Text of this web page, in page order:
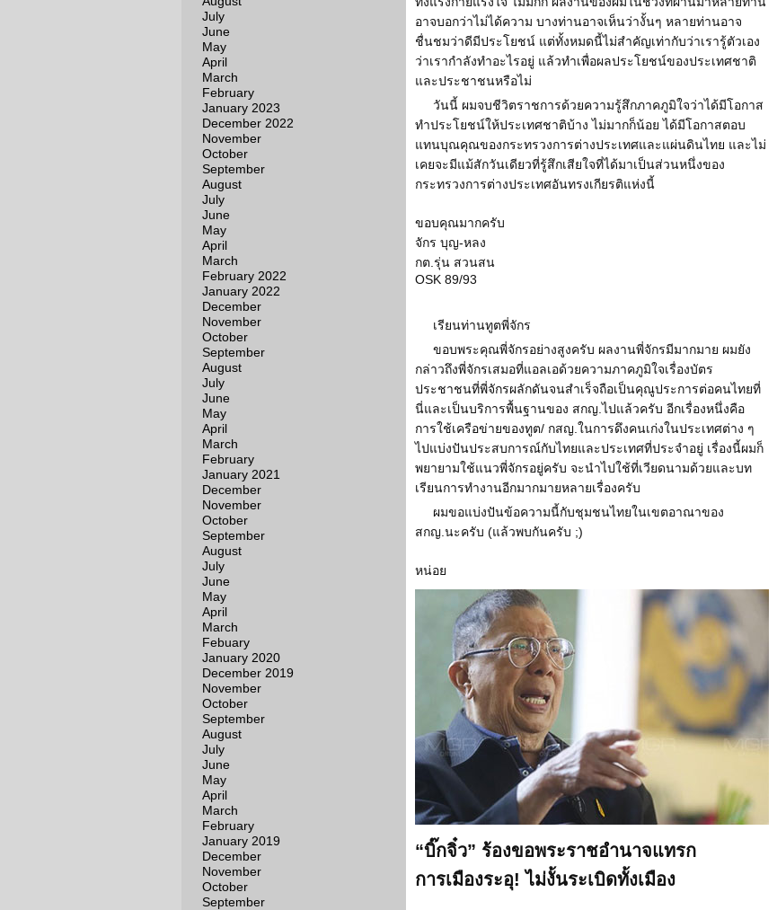
July
June
May
April
March
February
January 2023
December 2022
November
October
September
August
July
June
May
April
March
February 2022
January 2022
December
November
October
September
August
July
June
May
April
March
February
January 2021
December
November
October
September
August
July
June
May
April
March
Febuary
January 2020
December 2019
November
October
September
August
July
June
May
April
March
February
January 2019
December
November
October
September
อาจบอกว่าไม่ได้ความ บางท่านอาจเห็นว่างั้นๆ หลายท่านอาจ
ชื่นชมว่าดีมีประโยชน์ แต่ทั้งหมดนี้ไม่สำคัญเท่ากับว่าเรารู้ตัวเอง
ว่าเรากำลังทำอะไรอยู่ แล้วทำเพื่อผลประโยชน์ของประเทศชาติ
และประชาชนหรือไม่
วันนี้ ผมจบชีวิตราชการด้วยความรู้สึกภาคภูมิใจว่าได้มีโอกาส
ทำประโยชน์ให้ประเทศชาติบ้าง ไม่มากก็น้อย ได้มีโอกาสตอบ
แทนบุณคุณของกระทรวงการต่างประเทศและแผ่นดินไทย และไม่
เคยจะมีแม้สักวันเดียวที่รู้สึกเสียใจที่ได้มาเป็นส่วนหนึ่งของ
กระทรวงการต่างประเทศอันทรงเกียรติแห่งนี้
ขอบคุณมากครับ
จักร บุญ-หลง
กต.รุ่น สวนสน
OSK 89/93
เรียนท่านทูตพี่จักร
ขอบพระคุณพี่จักรอย่างสูงครับ ผลงานพี่จักรมีมากมาย ผมยัง
กล่าวถึงพี่จักรเสมอที่แอลเอด้วยความภาคภูมิใจเรื่องบัตร
ประชาชนที่พี่จักรผลักดันจนสำเร็จถือเป็นคุณูประการต่อคนไทยที่
นี่และเป็นบริการพื้นฐานของ สกญ.ไปแล้วครับ อีกเรื่องหนึ่งคือ
การใช้เครือข่ายของทูต/ กสญ.ในการดึงคนเก่งในประเทศต่าง ๆ
ไปแบ่งปันประสบการณ์กับไทยและประเทศที่ประจำอยู่ เรื่องนี้ผมก็
พยายามใช้แนวพี่จักรอยู่ครับ จะนำไปใช้ที่เวียดนามด้วยและบท
เรียนการทำงานอีกมากมายหลายเรื่องครับ
ผมขอแบ่งปันข้อความนี้กับชุมชนไทยในเขตอาณาของ
สกญ.นะครับ (แล้วพบกันครับ ;)
หน่อย
“บิ๊กจิ๋ว” ร้องขอพระราชอำนาจแทรก
การเมืองระอุ! ไม่งั้นระเบิดทั้งเมือง